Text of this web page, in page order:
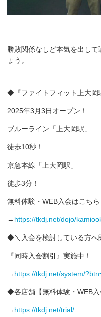
勝敗関係なしど本気を出し
ょう。
◆『ファイトフィット上大岡
2025年3月3日オープン！
ブルーライン「上大岡駅」
徒歩10秒！
京急本線「上大岡駅」
徒歩3分！
無料体験・WEB入会はこちら
→ https://tkdj.net/dojo/
◆＼入会を検討している方へ
『同時入会割引』実施中！
→ https://tkdj.net/system/
◆各店舗【無料体験・WEB入
→ https://tkdj.net/trial/